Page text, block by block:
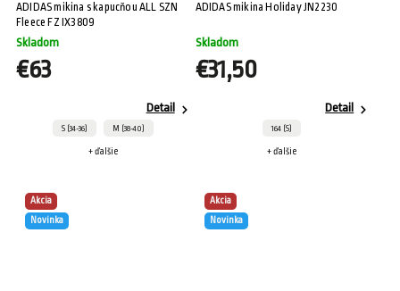
ADIDAS mikina s kapucňou ALL SZN
Fleece FZ IX3809
Skladom
€63
Detail
S (34-36) M (38-40)
+ ďalšie
ADIDAS mikina Holiday JN2230
Skladom
€31,50
Detail
164 (S)
+ ďalšie
Akcia
Novinka
Akcia
Novinka